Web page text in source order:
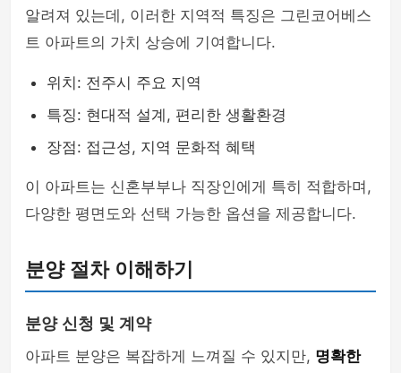
알려져 있는데, 이러한 지역적 특징은 그린코어베스
트 아파트의 가치 상승에 기여합니다.
위치: 전주시 주요 지역
특징: 현대적 설계, 편리한 생활환경
장점: 접근성, 지역 문화적 혜택
이 아파트는 신혼부부나 직장인에게 특히 적합하며,
다양한 평면도와 선택 가능한 옵션을 제공합니다.
분양 절차 이해하기
분양 신청 및 계약
아파트 분양은 복잡하게 느껴질 수 있지만, 명확한